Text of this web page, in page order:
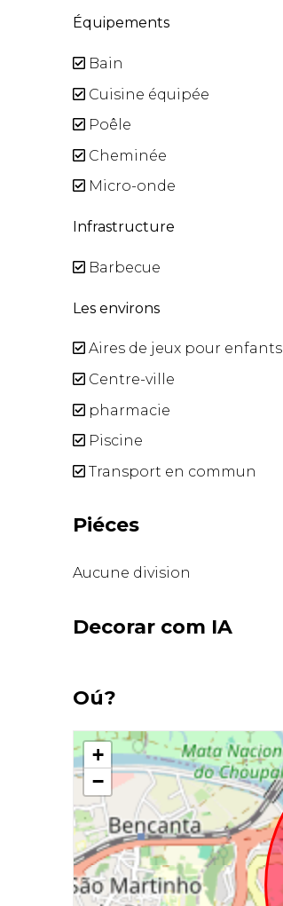
Équipements
Bain
Cuisine équipée
Poêle
Cheminée
Micro-onde
Infrastructure
Barbecue
Les environs
Aires de jeux pour enfants
Centre-ville
pharmacie
Piscine
Transport en commun
Piéces
Aucune division
Decorar com IA
Oú?
+
−